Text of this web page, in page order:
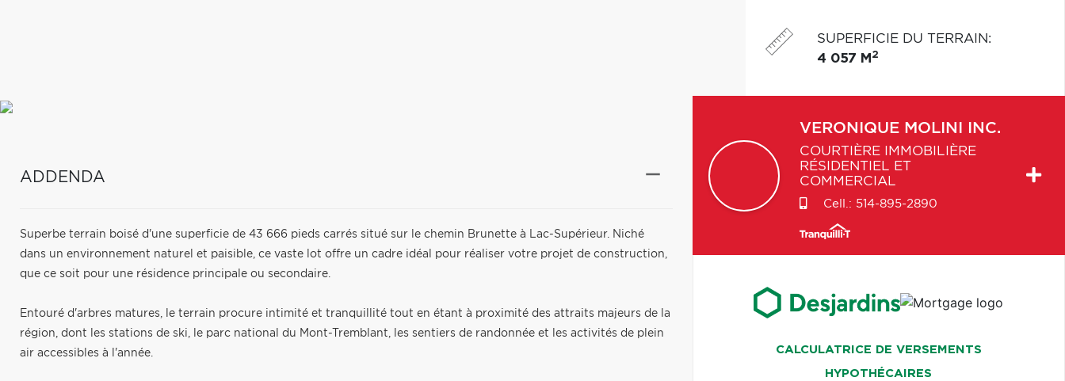
SUPERFICIE DU TERRAIN:
4 057 M 2
ADDENDA
Superbe terrain boisé d'une superficie de 43 666 pieds carrés situé sur le chemin Brunette à Lac-Supérieur. Niché
dans un environnement naturel et paisible, ce vaste lot offre un cadre idéal pour réaliser votre projet de construction,
que ce soit pour une résidence principale ou secondaire.
Entouré d'arbres matures, le terrain procure intimité et tranquillité tout en étant à proximité des attraits majeurs de la
région, dont les stations de ski, le parc national du Mont-Tremblant, les sentiers de randonnée et les activités de plein
air accessibles à l'année.
VERONIQUE MOLINI INC.
COURTIÈRE IMMOBILIÈRE
RÉSIDENTIEL ET
COMMERCIAL
Cell.: 514-895-2890
CALCULATRICE DE VERSEMENTS
HYPOTHÉCAIRES